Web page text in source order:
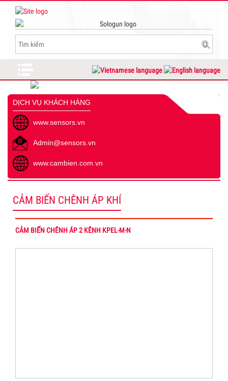
DỊCH VỤ KHÁCH HÀNG
www.sensors.vn
Admin@sensors.vn
www.cambien.com.vn
CẢM BIẾN CHÊNH ÁP KHÍ
CẢM BIẾN CHÊNH ÁP 2 KÊNH KPEL-M-N